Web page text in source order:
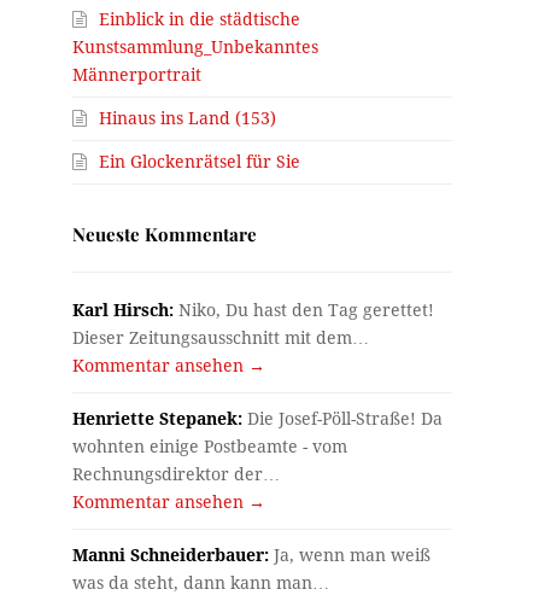
Einblick in die städtische
Kunstsammlung_Unbekanntes
Männerportrait
Hinaus ins Land (153)
Ein Glockenrätsel für Sie
Neueste Kommentare
Karl Hirsch: Niko, Du hast den Tag gerettet!
Dieser Zeitungsausschnitt mit dem…
Kommentar ansehen →
Henriette Stepanek: Die Josef-Pöll-Straße! Da
wohnten einige Postbeamte - vom
Rechnungsdirektor der…
Kommentar ansehen →
Manni Schneiderbauer: Ja, wenn man weiß
was da steht, dann kann man…